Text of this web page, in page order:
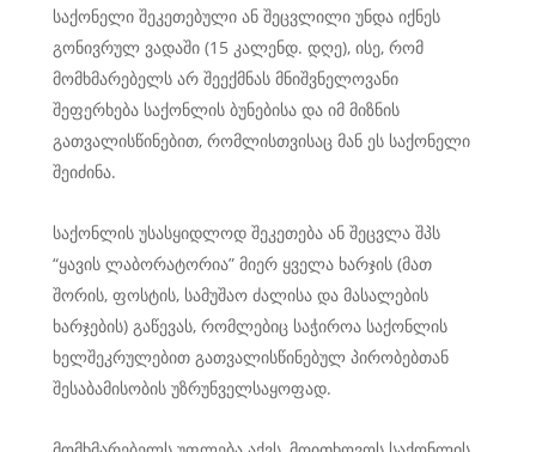
საქონელი შეკეთებული ან შეცვლილი უნდა იქნეს
გონივრულ ვადაში (15 კალენდ. დღე), ისე, რომ
მომხმარებელს არ შეექმნას მნიშვნელოვანი
შეფერხება საქონლის ბუნებისა და იმ მიზნის
გათვალისწინებით, რომლისთვისაც მან ეს საქონელი
შეიძინა.
საქონლის უსასყიდლოდ შეკეთება ან შეცვლა შპს
“ყავის ლაბორატორია” მიერ ყველა ხარჯის (მათ
შორის, ფოსტის, სამუშაო ძალისა და მასალების
ხარჯების) გაწევას, რომლებიც საჭიროა საქონლის
ხელშეკრულებით გათვალისწინებულ პირობებთან
შესაბამისობის უზრუნველსაყოფად.